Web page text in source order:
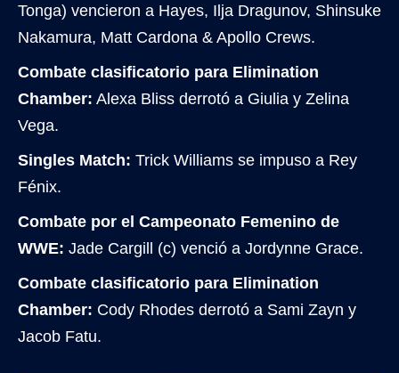
Tonga) vencieron a Hayes, Ilja Dragunov, Shinsuke
Nakamura, Matt Cardona & Apollo Crews.
Combate clasificatorio para Elimination
Chamber: Alexa Bliss derrotó a Giulia y Zelina
Vega.
Singles Match: Trick Williams se impuso a Rey
Fénix.
Combate por el Campeonato Femenino de
WWE: Jade Cargill (c) venció a Jordynne Grace.
Combate clasificatorio para Elimination
Chamber: Cody Rhodes derrotó a Sami Zayn y
Jacob Fatu.